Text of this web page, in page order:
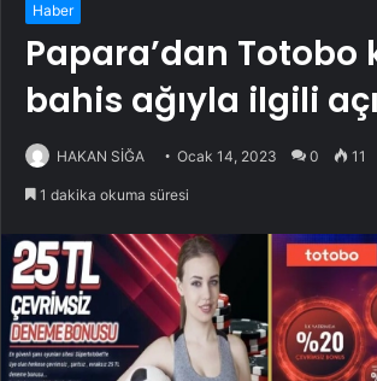
Haber
Papara’dan Totobo
bahis ağıyla ilgili
HAKAN SİĞA Ocak 14, 2023 0 11
1 dakika okuma süresi